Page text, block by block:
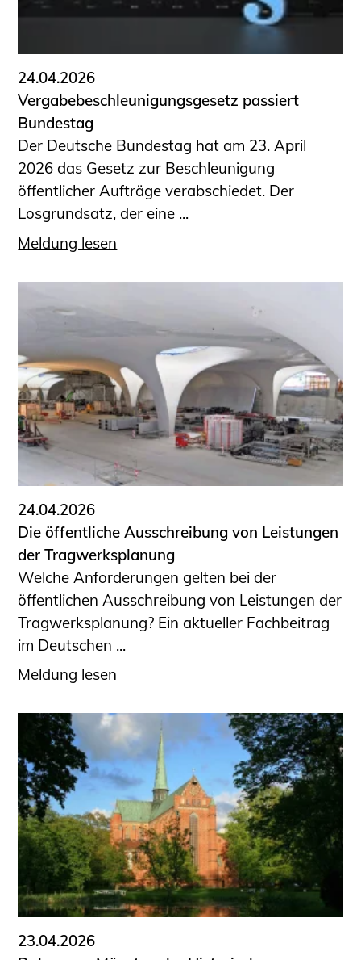
24.04.2026
Vergabebeschleunigungsgesetz passiert
Bundestag
Der Deutsche Bundestag hat am 23. April
2026 das Gesetz zur Beschleunigung
öffentlicher Aufträge verabschiedet. Der
Losgrundsatz, der eine ...
Meldung lesen
24.04.2026
Die öffentliche Ausschreibung von Leistungen
der Tragwerksplanung
Welche Anforderungen gelten bei der
öffentlichen Ausschreibung von Leistungen der
Tragwerksplanung? Ein aktueller Fachbeitrag
im Deutschen ...
Meldung lesen
23.04.2026